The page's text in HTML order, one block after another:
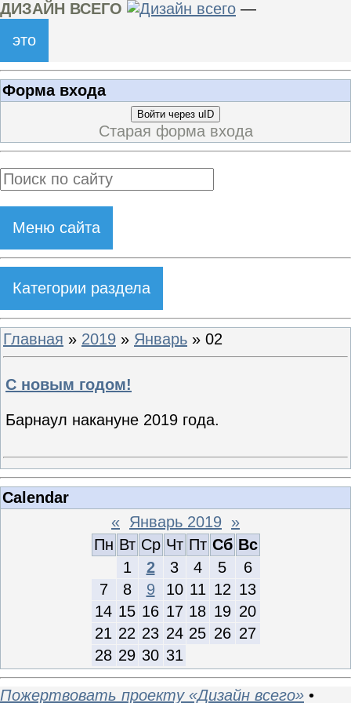
ДИЗАЙН ВСЕГО
—
это
Форма входа
Войти через uID
Старая форма входа
Меню сайта
Категории раздела
Главная » 2019 » Январь » 02
С новым годом!
Барнаул накануне 2019 года.
Calendar
« Январь 2019 »
Пн Вт Ср Чт Пт Сб Вс
1
2 3 4 5
6
7
8 9 10 11 12 13
14 15 16 17 18 19 20
21 22 23 24 25 26 27
28 29 30 31
Пожертвовать проекту «Дизайн всего» •